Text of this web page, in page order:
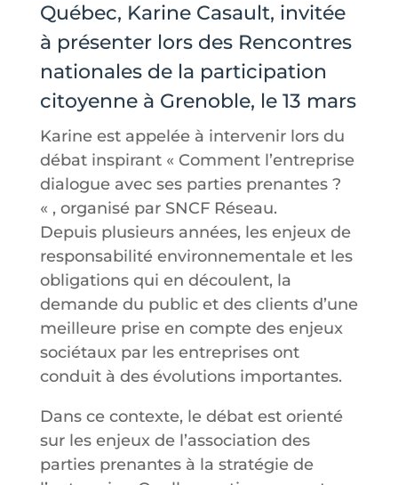
Québec, Karine Casault, invitée
à présenter lors des Rencontres
nationales de la participation
citoyenne à Grenoble, le 13 mars
Karine est appelée à intervenir lors du
débat inspirant « Comment l’entreprise
dialogue avec ses parties prenantes ?
« , organisé par SNCF Réseau.
Depuis plusieurs années, les enjeux de
responsabilité environnementale et les
obligations qui en découlent, la
demande du public et des clients d’une
meilleure prise en compte des enjeux
sociétaux par les entreprises ont
conduit à des évolutions importantes.
Dans ce contexte, le débat est orienté
sur les enjeux de l’association des
parties prenantes à la stratégie de